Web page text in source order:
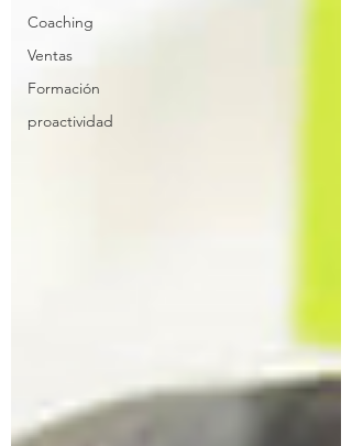
Coaching
Ventas
Formación
proactividad